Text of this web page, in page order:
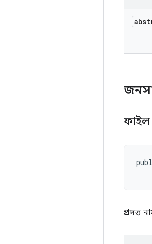
ফাইল
প্রদত্ত